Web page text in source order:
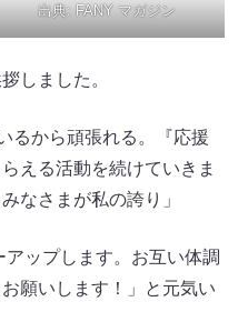
出典: FANY マガジン
しました。
るから頑張れる。『応援
える活動を続けていきま
なさまが私の誇り」
ップします。お互い体調
願いします！」と元気い